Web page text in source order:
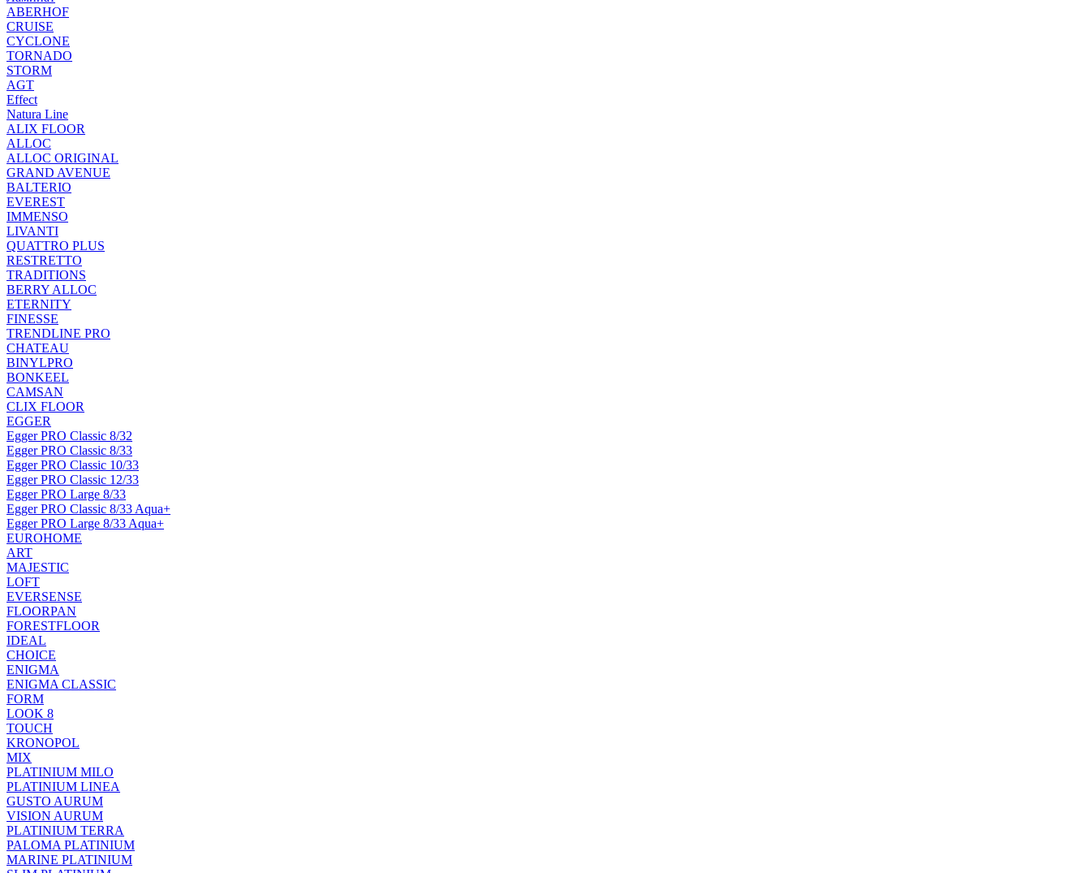
ABERHOF
CRUISE
CYCLONE
TORNADO
STORM
AGT
Effect
Natura Line
ALIX FLOOR
ALLOC
ALLOC ORIGINAL
GRAND AVENUE
BALTERIO
EVEREST
IMMENSO
LIVANTI
QUATTRO PLUS
RESTRETTO
TRADITIONS
BERRY ALLOC
ETERNITY
FINESSE
TRENDLINE PRO
CHATEAU
BINYLPRO
BONKEEL
CAMSAN
CLIX FLOOR
EGGER
Egger PRO Classic 8/32
Egger PRO Classic 8/33
Egger PRO Classic 10/33
Egger PRO Classic 12/33
Egger PRO Large 8/33
Egger PRO Classic 8/33 Aqua+
Egger PRO Large 8/33 Aqua+
EUROHOME
ART
MAJESTIC
LOFT
EVERSENSE
FLOORPAN
FORESTFLOOR
IDEAL
CHOICE
ENIGMA
ENIGMA CLASSIC
FORM
LOOK 8
TOUCH
KRONOPOL
MIX
PLATINIUM MILO
PLATINIUM LINEA
GUSTO AURUM
VISION AURUM
PLATINIUM TERRA
PALOMA PLATINIUM
MARINE PLATINIUM